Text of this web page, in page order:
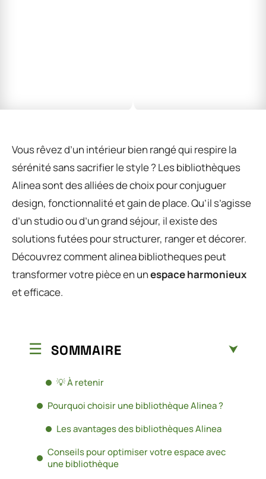
Vous rêvez d’un intérieur bien rangé qui respire la
sérénité sans sacrifier le style ? Les bibliothèques
Alinea sont des alliées de choix pour conjuguer
design, fonctionnalité et gain de place. Qu’il s’agisse
d’un studio ou d’un grand séjour, il existe des
solutions futées pour structurer, ranger et décorer.
Découvrez comment alinea bibliotheques peut
transformer votre pièce en unespace harmonieux
et efficace.
SOMMAIRE
💡 À retenir
Pourquoi choisir une bibliothèque Alinea ?
Les avantages des bibliothèques Alinea
Conseils pour optimiser votre espace avec
une bibliothèque